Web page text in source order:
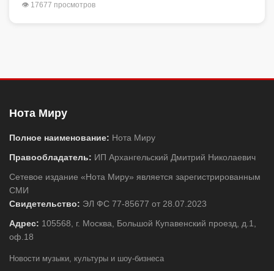
👁 17677 просмотров
Нота Миру
Полное наименование: Нота Миру
Правообладатель: ИП Архангельский Дмитрий Николаевич
Сетевое издание «Нота Миру» является зарегистрированным
СМИ
Свидетельство: ЭЛ ФС 77-85677 от 28.07.2023
Адрес: 105568, г. Москва, Большой Купавенский проезд, д.1,
оф.18
Новости музыки, культуры и шоу-бизнеса